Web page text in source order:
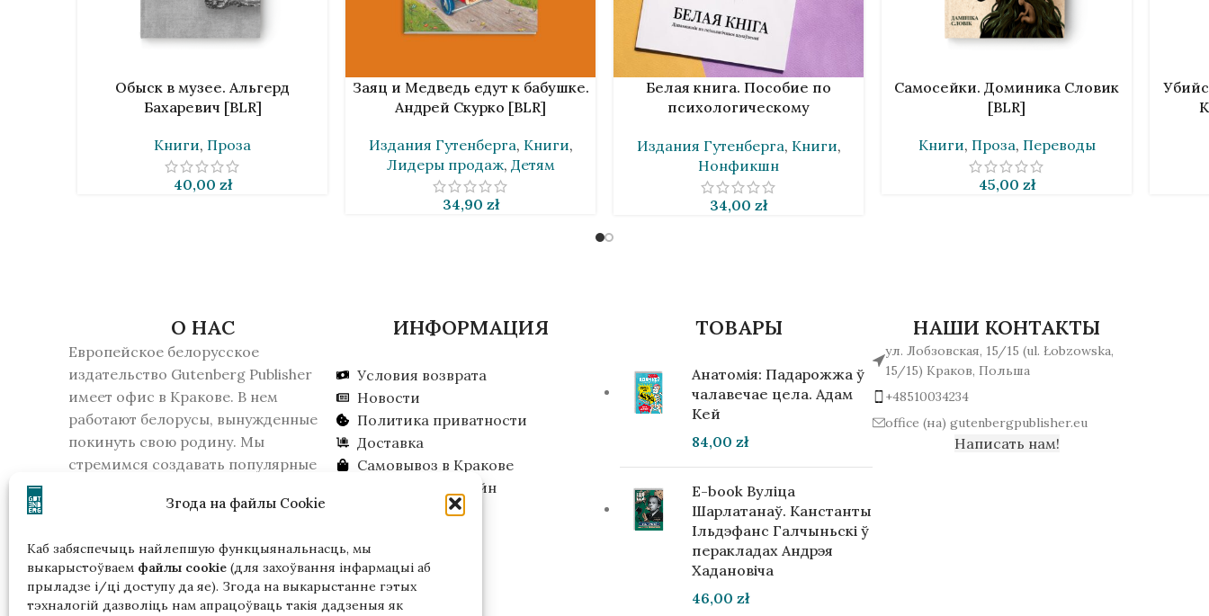
Згода на файлы Cookie
Каб забяспечыць найлепшую функцыянальнасць, мы
выкарыстоўваем файлы cookie (для захоўвання інфармацыі аб
прыладзе і/ці доступу да яе). Згода на выкарыстанне гэтых
тэхналогій дазволіць нам апрацоўваць такія дадзеныя як
В КОРЗИНУОбыск в музее. Альгерд
Бахаревич [BLR]
Книги, Проза
40,00 zł
В КОРЗИНУ
Заяц и Медведь едут к бабушке.
Андрей Скурко [BLR]
Издания Гутенберга, Книги,
Лидеры продаж, Детям
34,90 zł
В КОРЗИНУ
Белая книга. Пособие по
психологическому
Издания Гутенберга, Книги,
Нонфикшн
34,00 zł
В КОРЗИНУ
Самосейки. Доминика Словик
[BLR]
Книги, Проза, Переводы
45,00 zł
В
О НАС
Европейское белорусское
издательство Gutenberg Publisher
имеет офис в Кракове. В нем
работают белорусы, вынужденные
покинуть свою родину. Мы
стремимся создавать популярные
16 февраля 2026 года КГБ Беларуси
экстремистским образованием.
Пожалуйста, учитывайте это, если
вы живете в Беларуси.
ИНФОРМАЦИЯ
Условия возврата
Новости
Политика приватности
Доставка
Самовывоз в Кракове
Где купить офлайн
Ищем инвестора
ТОВАРЫ
Анатомія: Падарожжа ў
чалавечае цела. Адам
Кей
84,00 zł
E-book Вуліца
Шарлатанаў. Канстанты
Ільдэфанс Галчыньскі ў
перакладах Андрэя
Хадановіча
46,00 zł
НАШИ КОНТАКТЫ
ул. Лобзовская, 15/15 (ul. Łobzowska,
15/15) Краков, Польша
+48510034234
office (на) gutenbergpublisher.eu
Написать нам!